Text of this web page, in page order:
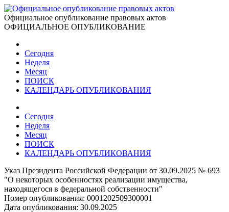
Официальное опубликование правовых актов
ОФИЦИАЛЬНОЕ ОПУБЛИКОВАНИЕ
Сегодня
Неделя
Месяц
ПОИСК
КАЛЕНДАРЬ ОПУБЛИКОВАНИЯ
Сегодня
Неделя
Месяц
ПОИСК
КАЛЕНДАРЬ ОПУБЛИКОВАНИЯ
Указ Президента Российской Федерации от 30.09.2025 № 693
"О некоторых особенностях реализации имущества,
находящегося в федеральной собственности"
Номер опубликования: 0001202509300001
Дата опубликования: 30.09.2025